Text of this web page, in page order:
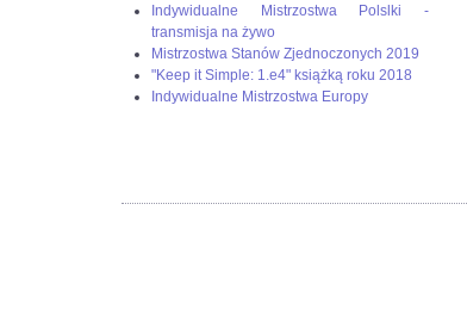
Indywidualne Mistrzostwa Polslki -
transmisja na żywo
Mistrzostwa Stanów Zjednoczonych 2019
"Keep it Simple: 1.e4" książką roku 2018
Indywidualne Mistrzostwa Europy